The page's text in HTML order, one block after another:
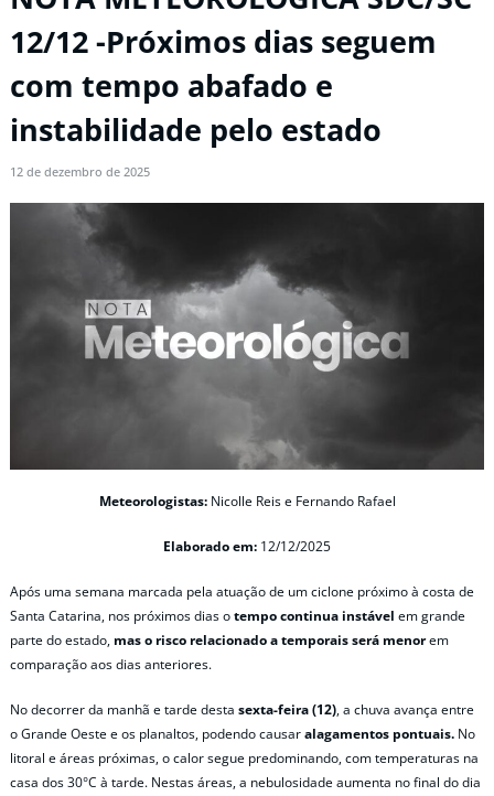
12/12 -Próximos dias seguem
com tempo abafado e
instabilidade pelo estado
12 de dezembro de 2025
Meteorologistas: Nicolle Reis e Fernando Rafael
Elaborado em: 12/12/2025
Após uma semana marcada pela atuação de um ciclone próximo à costa de
Santa Catarina, nos próximos dias otempo continua instável em grande
parte do estado, mas o risco relacionado a temporais será menorem
comparação aos dias anteriores.
No decorrer da manhã e tarde desta sexta-feira (12), a chuva avança entre
o Grande Oeste e os planaltos, podendo causaralagamentos pontuais. No
litoral e áreas próximas, o calor segue predominando, com temperaturas na
casa dos 30°C à tarde. Nestas áreas, a nebulosidade aumenta no final do dia